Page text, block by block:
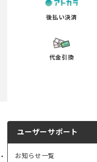
後払い決済
代金引換
ユーザーサポート
お知らせ一覧